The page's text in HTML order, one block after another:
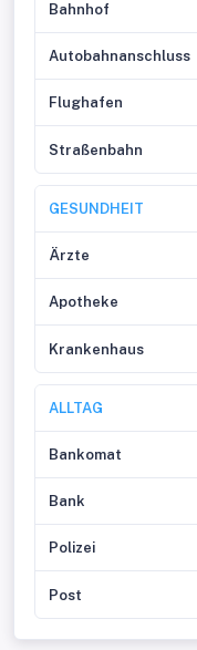
Bahnhof
Autobahnanschluss
Flughafen
Straßenbahn
GESUNDHEIT
Ärzte
Apotheke
Krankenhaus
ALLTAG
Bankomat
Bank
Polizei
Post